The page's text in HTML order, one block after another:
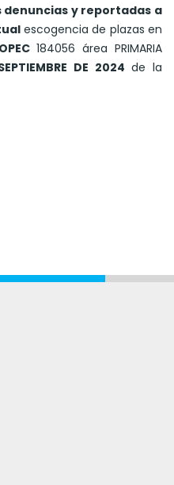
denuncias y reportadas a
escogencia de plazas en
184056 área PRIMARIA
DE 2024 de la